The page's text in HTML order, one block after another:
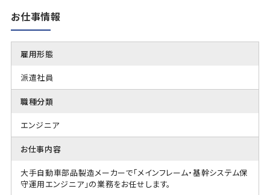
お仕事情報
雇用形態
派遣社員
職種分類
エンジニア
お仕事内容
大手自動車部品製造メーカーで「メインフレーム・基幹システム保
守運用エンジニア」の業務をお任せします。